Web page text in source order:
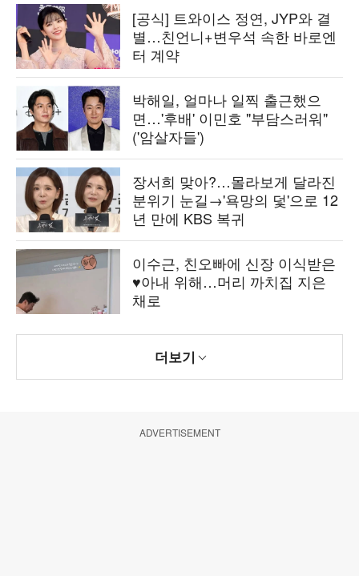
[공식] 트와이스 정연, JYP와 결
별…친언니+변우석 속한 바로엔
터 계약
박해일, 얼마나 일찍 출근했으
면…'후배' 이민호 "부담스러워"
('암살자들')
장서희 맞아?…몰라보게 달라진
분위기 눈길→'욕망의 덫'으로 12
년 만에 KBS 복귀
이수근, 친오빠에 신장 이식받은
♥아내 위해…머리 까치집 지은
채로
더보기
ADVERTISEMENT